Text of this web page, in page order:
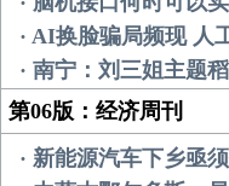
· AI换脸骗局频现 人
· 南宁：刘三姐主题
第06版：经济周刊
· 新能源汽车下乡亟